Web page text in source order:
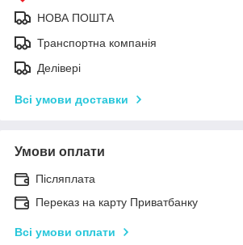
НОВА ПОШТА
Транспортна компанія
Делівері
Всі умови доставки
Умови оплати
Післяплата
Переказ на карту Приватбанку
Всі умови оплати